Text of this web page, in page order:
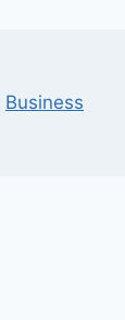
Business